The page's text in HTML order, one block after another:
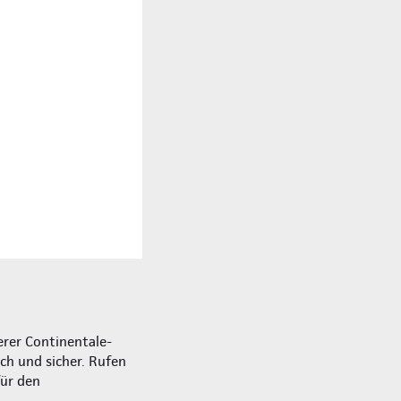
Continentale-
und sicher. Rufen
den